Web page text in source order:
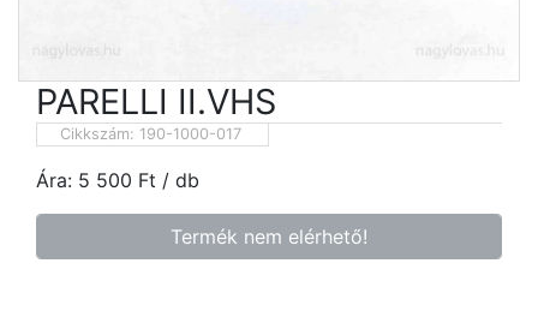
PARELLI II.VHS
Cikkszám: 190-1000-017
Ára: 5 500 Ft / db
Termék nem elérhető!